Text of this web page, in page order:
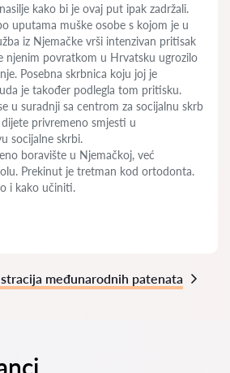
kako bi je ovaj put ipak zadržali.
uputama muške osobe s kojom je u
iz Njemačke vrši intenzivan pritisak
njenim povratkom u Hrvatsku ugrozilo
Posebna skrbnica koju joj je
je također podlegla tom pritisku.
u suradnji sa centrom za socijalnu skrb
privremeno smjesti u
socijalne skrbi.
boravište u Njemačkoj, već
Prekinut je tretman kod ortodonta.
i kako učiniti.
međunarodnih patenata